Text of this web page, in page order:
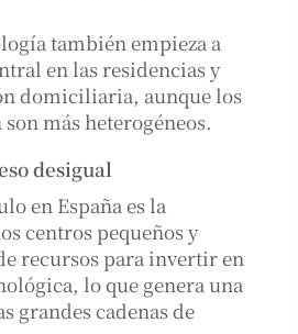
también empieza a
en las residencias y
domiciliaria, aunque los
más heterogéneos.
desigual
en España es la
centros pequeños y
recursos para invertir en
lo que genera una
grandes cadenas de